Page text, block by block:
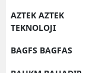
AZTEK AZTEK
TEKNOLOJI
BAGFS BAGFAS